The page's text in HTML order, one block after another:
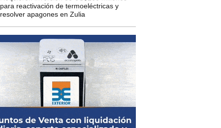
para reactivación de termoeléctricas y
resolver apagones en Zulia